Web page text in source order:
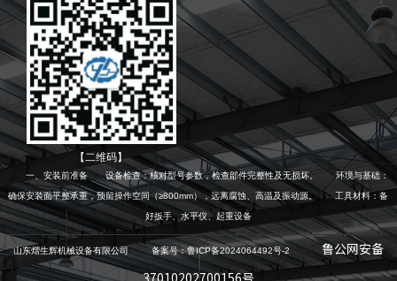
【二维码】
一、安装前准备 设备检查：核对型号参数，检查部件完整性及无损坏。 环境与基础：
确保安装面平整承重，预留操作空间（≥800mm），远离腐蚀、高温及振动源。 工具材料：备
好扳手、水平仪、起重设备
山东熠生辉机械设备有限公司 备案号：鲁ICP备2024064492号-2 鲁公网安备